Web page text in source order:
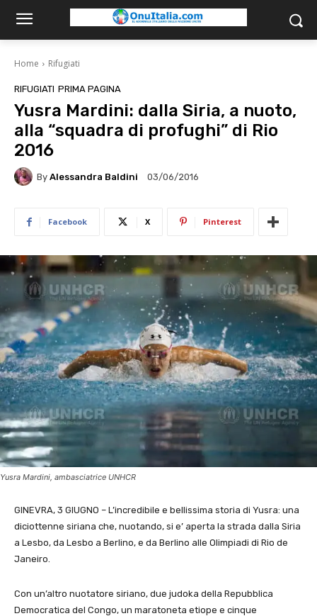
Home Rifugiati
RIFUGIATI PRIMA PAGINA
Yusra Mardini: dalla Siria, a nuoto,
alla “squadra di profughi” di Rio
2016
By Alessandra Baldini 03/06/2016
Facebook X Pinterest
Yusra Mardini, ambasciatrice UNHCR
GINEVRA, 3 GIUGNO – L’incredibile e bellissima storia di Yusra: una
diciottenne siriana che, nuotando, si e’ aperta la strada dalla Siria
a Lesbo, da Lesbo a Berlino, e da Berlino alle Olimpiadi di Rio de
Janeiro.
Con un’altro nuotatore siriano, due judoka della Repubblica
Democratica del Congo, un maratoneta etiope e cinque